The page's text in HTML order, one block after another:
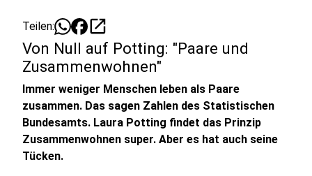
Teilen: open_in_new
Von Null auf Potting: "Paare und
Zusammenwohnen"
Immer weniger Menschen leben als Paare
zusammen. Das sagen Zahlen des Statistischen
Bundesamts. Laura Potting findet das Prinzip
Zusammenwohnen super. Aber es hat auch seine
Tücken.